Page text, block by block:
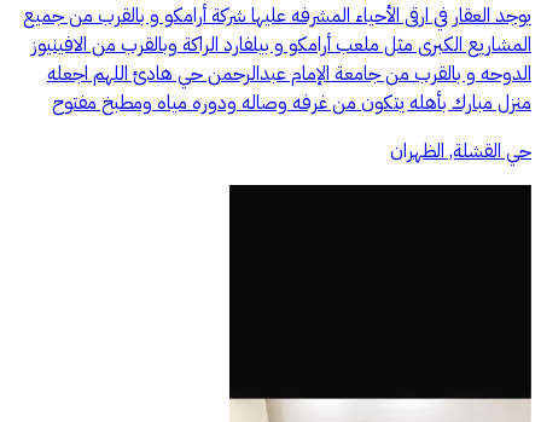
يوجد العقار في ارقى الأحياء المشرفه عليها شركة أرامكو و بالقرب من جميع
المشاريع الكبرى مثل ملعب أرامكو و بيلفارد الراكة وبالقرب من الافينيوز
الدوحه و بالقرب من جامعة الإمام عبدالرحمن حي هادئ اللهم اجعله
منزل مبارك بأهله يتكون من غرفه وصاله ودوره مياه ومطبخ مفتوح
حي القشلة, الظهران